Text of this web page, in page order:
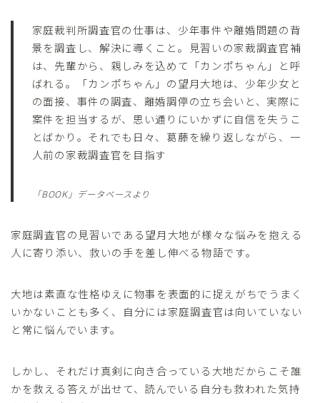
家庭裁判所調査官の仕事は、少年事件や離婚問題の背
景を調査し、解決に導くこと。見習いの家裁調査官補
は、先輩から、親しみを込めて「カンポちゃん」と呼
ばれる。「カンポちゃん」の望月大地は、少年少女と
の面接、事件の調査、離婚調停の立ち会いと、実際に
案件を担当するが、思い通りにいかずに自信を失うこ
とばかり。それでも日々、葛藤を繰り返しながら、一
人前の家裁調査官を目指す
「BOOK」データベースより
家庭調査官の見習いである望月大地が様々な悩みを抱える
人に寄り添い、救いの手を差し伸べる物語です。
大地は素直な性格ゆえに物事を表面的に捉えがちでうまく
いかないことも多く、自分には家庭調査官は向いていない
と常に悩んでいます。
しかし、それだけ真剣に向き合っている大地だからこそ誰
かを救える答えが出せて、読んでいる自分も救われた気持